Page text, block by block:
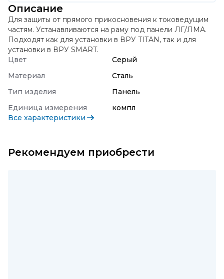
Описание
Для защиты от прямого прикосновения к токоведущим
частям. Устанавливаются на раму под панели ЛГ/ЛМА.
Подходят как для установки в ВРУ TITAN, так и для
установки в ВРУ SMART.
Цвет
Серый
Материал
Сталь
Тип изделия
Панель
Единица измерения
компл
Все характеристики
Рекомендуем приобрести